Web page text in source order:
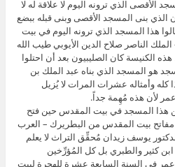
الأقصى الذي ترونه اليوم لا علاقة له لا
الذي بنى المسجد الأقصى وبنى قبله ببضع
هذا المسجد الذي ترونه اليوم في بيت
الناصر صلاح الدين الأيوبي طيب الله
الكنيسة كان الصليبيون بعد أن احتلوا
هو المسجد الذي بناه عبد الملك بن
كله وأمثاله عشرات المرات لا يُزيل
لأن هذه مُهِمة جداً.
هذا المسجد في بيت المقدس حين فتح
بيت المقدس من البطريرك – العرب
يوسف زيدان مُحقِّق التراث لا يعلم
كثير والطبري بل كل المُؤرِّخين
في السنة السابعة عشرة للهجرة لبيت